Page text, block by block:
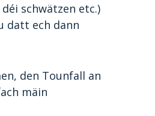
schwätzen etc.)
datt ech dann
den Tounfall an
mäin